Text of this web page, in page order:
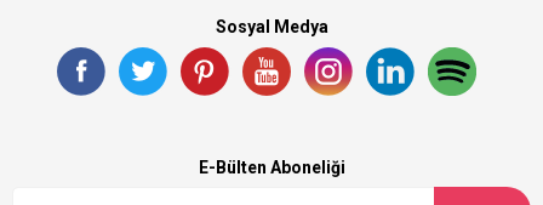
Sosyal Medya
E-Bülten Aboneliği